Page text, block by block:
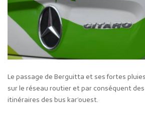
Le passage de Berguitta et ses fortes
sur le réseau routier et par conséquent
itinéraires des bus kar’ouest.